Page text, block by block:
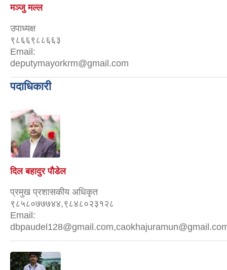
मञ्जु मल्ल
उपाध्यक्ष
९८६६९८८६६३
Email:
deputymayorkrm@gmail.com
पदाधिकारी
दिल बहादुर पौडेल
प्रमुख प्रशासकीय अधिकृत
९८५८०७७७४४,९८४८०२३१२८
Email: